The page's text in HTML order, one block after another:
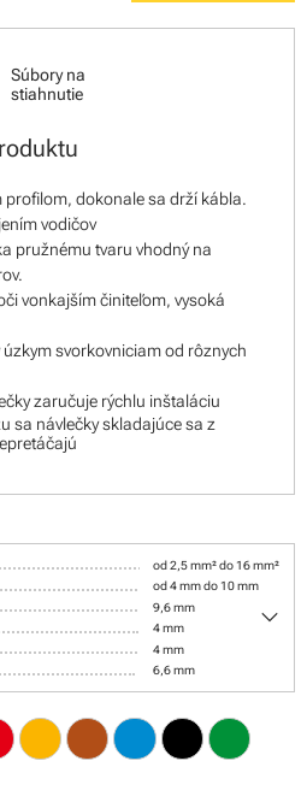
Súbory na
stiahnutie
profilom, dokonale sa drží kábla.
vodičov
pružnému tvaru vhodný na
vonkajším činiteľom, vysoká
svorkovniciam od rôznych
zaručuje rýchlu inštaláciu
sa návlečky skladajúce sa z
od 2,5 mm² do 16 mm²
od 4 mm do 10 mm
9,6 mm
4 mm
4 mm
6,6 mm
keyboard_arrow_down